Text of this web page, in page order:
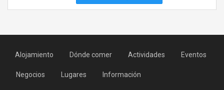
Alojamiento Dónde comer Actividades Eventos
Negocios Lugares Información